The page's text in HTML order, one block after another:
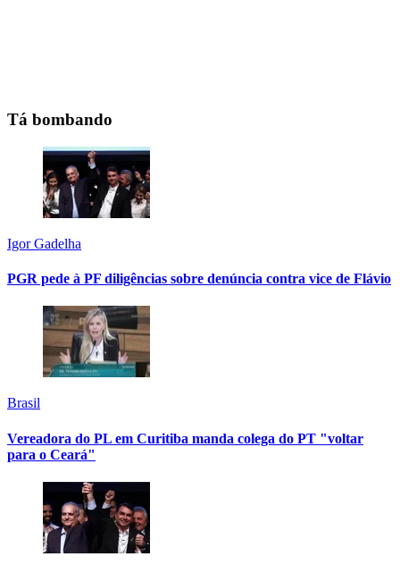
Tá bombando
Igor Gadelha
PGR pede à PF diligências sobre denúncia contra vice de Flávio
Brasil
Vereadora do PL em Curitiba manda colega do PT "voltar
para o Ceará"